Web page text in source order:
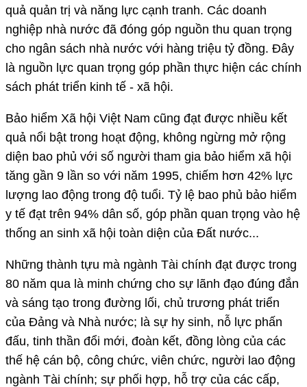
quả quản trị và năng lực cạnh tranh. Các doanh
nghiệp nhà nước đã đóng góp nguồn thu quan trọng
cho ngân sách nhà nước với hàng triệu tỷ đồng. Đây
là nguồn lực quan trọng góp phần thực hiện các chính
sách phát triển kinh tế - xã hội.
Bảo hiểm Xã hội Việt Nam cũng đạt được nhiều kết
quả nổi bật trong hoạt động, không ngừng mở rộng
diện bao phủ với số người tham gia bảo hiểm xã hội
tăng gần 9 lần so với năm 1995, chiếm hơn 42% lực
lượng lao động trong độ tuổi. Tỷ lệ bao phủ bảo hiểm
y tế đạt trên 94% dân số, góp phần quan trọng vào hệ
thống an sinh xã hội toàn diện của Đất nước...
Những thành tựu mà ngành Tài chính đạt được trong
80 năm qua là minh chứng cho sự lãnh đạo đúng đắn
và sáng tạo trong đường lối, chủ trương phát triển
của Đảng và Nhà nước; là sự hy sinh, nỗ lực phấn
đấu, tinh thần đổi mới, đoàn kết, đồng lòng của các
thế hệ cán bộ, công chức, viên chức, người lao động
ngành Tài chính; sự phối hợp, hỗ trợ của các cấp,